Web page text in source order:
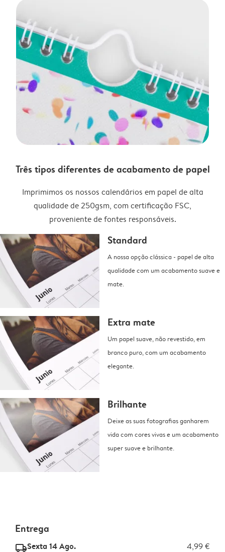
Três tipos diferentes de acabamento de papel
Imprimimos os nossos calendários em papel de alta
qualidade de 250gsm, com certificação FSC,
proveniente de fontes responsáveis.
Standard
A nossa opção clássica - papel de alta
qualidade com um acabamento suave e
mate.
Extra mate
Um papel suave, não revestido, em
branco puro, com um acabamento
elegante.
Brilhante
Deixe as suas fotografias ganharem
vida com cores vivas e um acabamento
super suave e brilhante.
Entrega
delivery_standard_v2Sexta 14 Ago. 4,99 €